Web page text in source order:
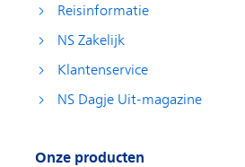
Reisinformatie
NS Zakelijk
Klantenservice
NS Dagje Uit-magazine
Onze producten